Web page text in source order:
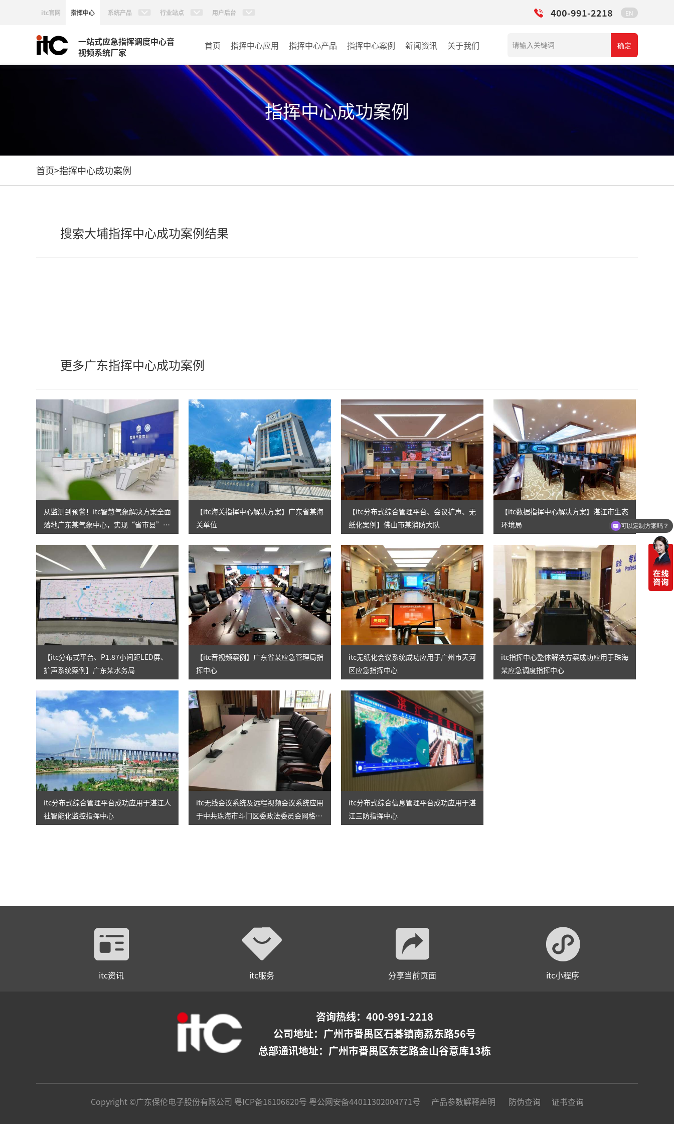
itc官网 指挥中心 系统产品 行业站点 用户后台 400-991-2218 EN
一站式应急指挥调度中心音
视频系统厂家
首页 指挥中心应用 指挥中心产品
KVM坐席管理系统
AI智慧分布式系统
无感调度系统
AI指挥调度系统
指挥中心案例
政府指挥中心
大数据指挥中心
监控指挥中心
新闻资讯 关于我们 确定
指挥中心成功案例
首页>指挥中心成功案例
搜索大埔指挥中心成功案例结果
更多广东指挥中心成功案例
从监测到预警！itc智慧气象解决方案全面
落地广东某气象中心，实现“省市县”三
【itc海关指挥中心解决方案】广东省某海
关单位
【itc分布式综合管理平台、会议扩声、无
纸化案例】佛山市某消防大队
【itc数据指挥中心解决方案】湛江市生态
环境局
【itc分布式平台、P1.87小间距LED屏、
扩声系统案例】广东某水务局
【itc音视频案例】广东省某应急管理局指
挥中心
itc无纸化会议系统成功应用于广州市天河
区应急指挥中心
itc指挥中心整体解决方案成功应用于珠海
某应急调度指挥中心
itc分布式综合管理平台成功应用于湛江人
社智能化监控指挥中心
itc无线会议系统及远程视频会议系统应用
于中共珠海市斗门区委政法委员会网格化
itc分布式综合信息管理平台成功应用于湛
江三防指挥中心
itc资讯 itc服务 分享当前页面 itc小程序
咨询热线：400-991-2218
公司地址： 广州市番禺区石碁镇南荔东路56号
总部通讯地址：广州市番禺区东艺路金山谷意库13栋
Copyright ©广东保伦电子股份有限公司 粤ICP备16106620号 粤公网安备44011302004771号 产品参数解释声明 防伪查询 证书查询
可以定制方案吗？